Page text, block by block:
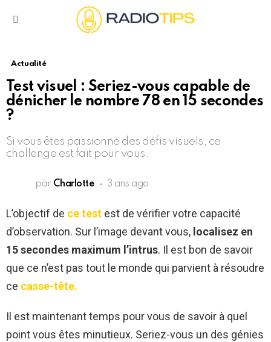
Actualité
Test visuel : Seriez-vous capable de
dénicher le nombre 78 en 15 secondes
?
Si vous êtes passionné des défis visuels, ce
challenge est fait pour vous.
par Charlotte 3 ans ago
L’objectif de ce test est de vérifier votre capacité
d’observation. Sur l’image devant vous, localisez en
15 secondes maximum l’intrus. Il est bon de savoir
que ce n’est pas tout le monde qui parvient à résoudre
ce casse-tête.
Il est maintenant temps pour vous de savoir à quel
point vous êtes minutieux. Seriez-vous un des génies